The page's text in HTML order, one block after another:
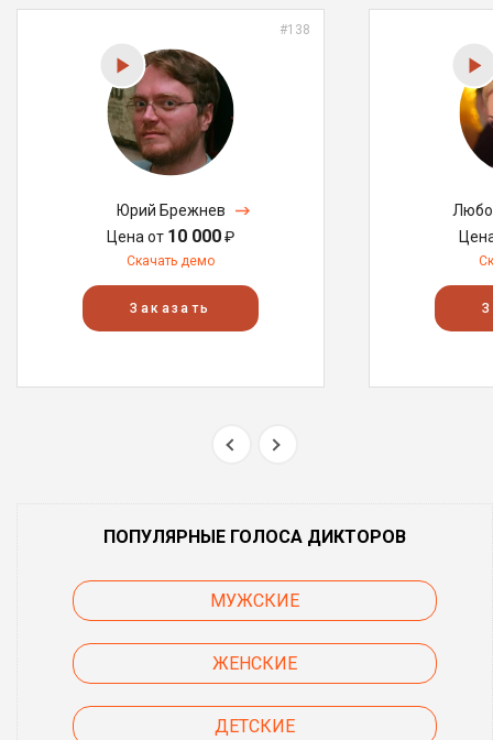
#138
Юрий Брежнев
Цена от 10 000₽
Скачать демо
Заказать
ПОПУЛЯРНЫЕ ГОЛОСА ДИКТОРОВ
МУЖСКИЕ
ЖЕНСКИЕ
ДЕТСКИЕ